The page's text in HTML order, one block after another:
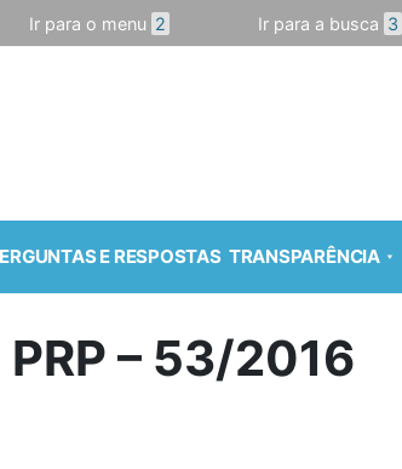
Ir para o menu 2 Ir para a busca 3
E RESPOSTAS TRANSPARÊNCIA
PRP – 53/2016